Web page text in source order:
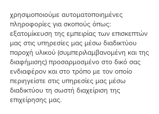
χρησιμοποιούμε αυτοματοποιημένες
πληροφορίες για σκοπούς όπως:
εξατομίκευση της εμπειρίας των επισκεπτών
μας στις υπηρεσίες μας μέσω διαδικτύου
παροχή υλικού (συμπεριλαμβανομένη και της
διαφήμισης) προσαρμοσμένο στο δικό σας
ενδιαφέρον και στο τρόπο με τον οποίο
περιηγείστε στις υπηρεσίες μας μέσω
διαδικτύου τη σωστή διαχείριση της
επιχείρησης μας.